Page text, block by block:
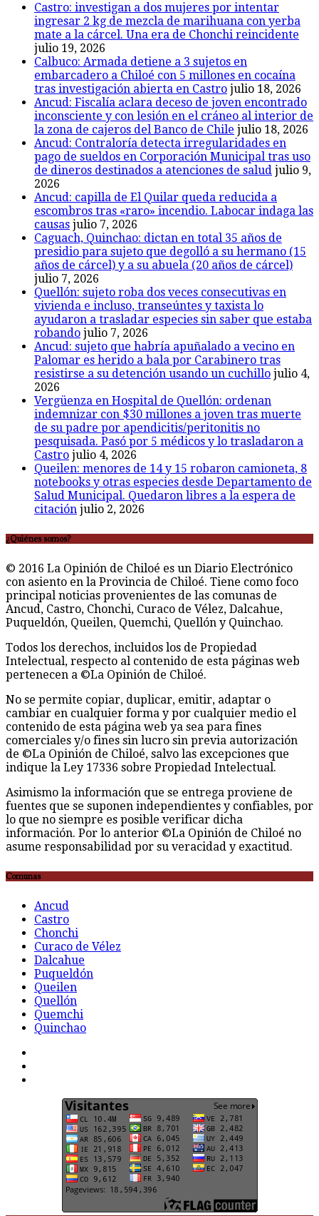
Castro: investigan a dos mujeres por intentar
ingresar 2 kg de mezcla de marihuana con yerba
mate a la cárcel. Una era de Chonchi reincidente
julio 19, 2026
Calbuco: Armada detiene a 3 sujetos en
embarcadero a Chiloé con 5 millones en cocaína
tras investigación abierta en Castro julio 18, 2026
Ancud: Fiscalía aclara deceso de joven encontrado
inconsciente y con lesión en el cráneo al interior de
la zona de cajeros del Banco de Chile julio 18, 2026
Ancud: Contraloría detecta irregularidades en
pago de sueldos en Corporación Municipal tras uso
de dineros destinados a atenciones de salud julio 9,
2026
Ancud: capilla de El Quilar queda reducida a
escombros tras «raro» incendio. Labocar indaga las
causas julio 7, 2026
Caguach, Quinchao: dictan en total 35 años de
presidio para sujeto que degolló a su hermano (15
años de cárcel) y a su abuela (20 años de cárcel)
julio 7, 2026
Quellón: sujeto roba dos veces consecutivas en
vivienda e incluso, transeúntes y taxista lo
ayudaron a trasladar especies sin saber que estaba
robando julio 7, 2026
Ancud: sujeto que habría apuñalado a vecino en
Palomar es herido a bala por Carabinero tras
resistirse a su detención usando un cuchillo julio 4,
2026
Vergüenza en Hospital de Quellón: ordenan
indemnizar con $30 millones a joven tras muerte
de su padre por apendicitis/peritonitis no
pesquisada. Pasó por 5 médicos y lo trasladaron a
Castro julio 4, 2026
Queilen: menores de 14 y 15 robaron camioneta, 8
notebooks y otras especies desde Departamento de
Salud Municipal. Quedaron libres a la espera de
citación julio 2, 2026
¿Quiénes somos?
© 2016 La Opinión de Chiloé es un Diario Electrónico
con asiento en la Provincia de Chiloé. Tiene como foco
principal noticias provenientes de las comunas de
Ancud, Castro, Chonchi, Curaco de Vélez, Dalcahue,
Puqueldón, Queilen, Quemchi, Quellón y Quinchao.
Todos los derechos, incluidos los de Propiedad
Intelectual, respecto al contenido de esta páginas web
pertenecen a ©La Opinión de Chiloé.
No se permite copiar, duplicar, emitir, adaptar o
cambiar en cualquier forma y por cualquier medio el
contenido de esta página web ya sea para fines
comerciales y/o fines sin lucro sin previa autorización
de ©La Opinión de Chiloé, salvo las excepciones que
indique la Ley 17336 sobre Propiedad Intelectual.
Asimismo la información que se entrega proviene de
fuentes que se suponen independientes y confiables, por
lo que no siempre es posible verificar dicha
información. Por lo anterior ©La Opinión de Chiloé no
asume responsabilidad por su veracidad y exactitud.
Comunas
Ancud
Castro
Chonchi
Curaco de Vélez
Dalcahue
Puqueldón
Queilen
Quellón
Quemchi
Quinchao